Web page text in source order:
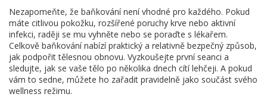
Nezapomeňte, že baňkování není vhodné pro každého. Pokud
máte citlivou pokožku, rozšířené poruchy krve nebo aktivní
infekci, raději se mu vyhněte nebo se poraďte s lékařem.
Celkově baňkování nabízí praktický a relativně bezpečný způsob,
jak podpořit tělesnou obnovu. Vyzkoušejte první seanci a
sledujte, jak se vaše tělo po několika dnech cítí lehčeji. A pokud
vám to sedne, můžete ho zařadit pravidelně jako součást svého
wellness režimu.